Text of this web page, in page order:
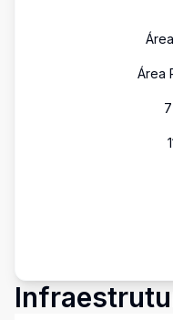
Área
7